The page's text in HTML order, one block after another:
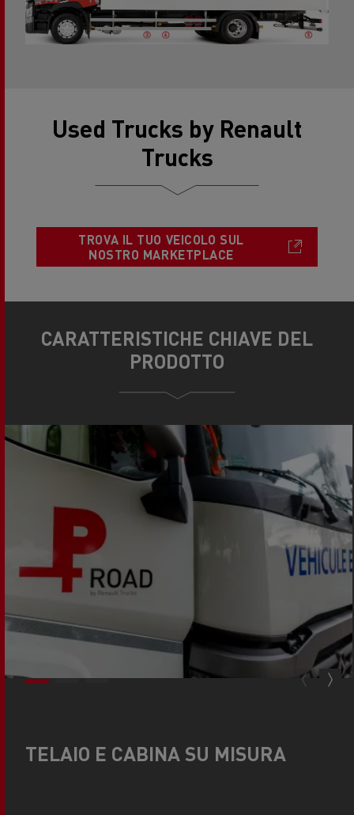
Used Trucks by Renault
Trucks
TROVA IL TUO VEICOLO SUL
NOSTRO MARKETPLACE
CARATTERISTICHE CHIAVE DEL
PRODOTTO
TELAIO E CABINA SU MISURA